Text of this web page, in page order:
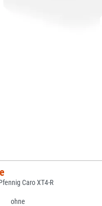
Caro XT4-R
ohne